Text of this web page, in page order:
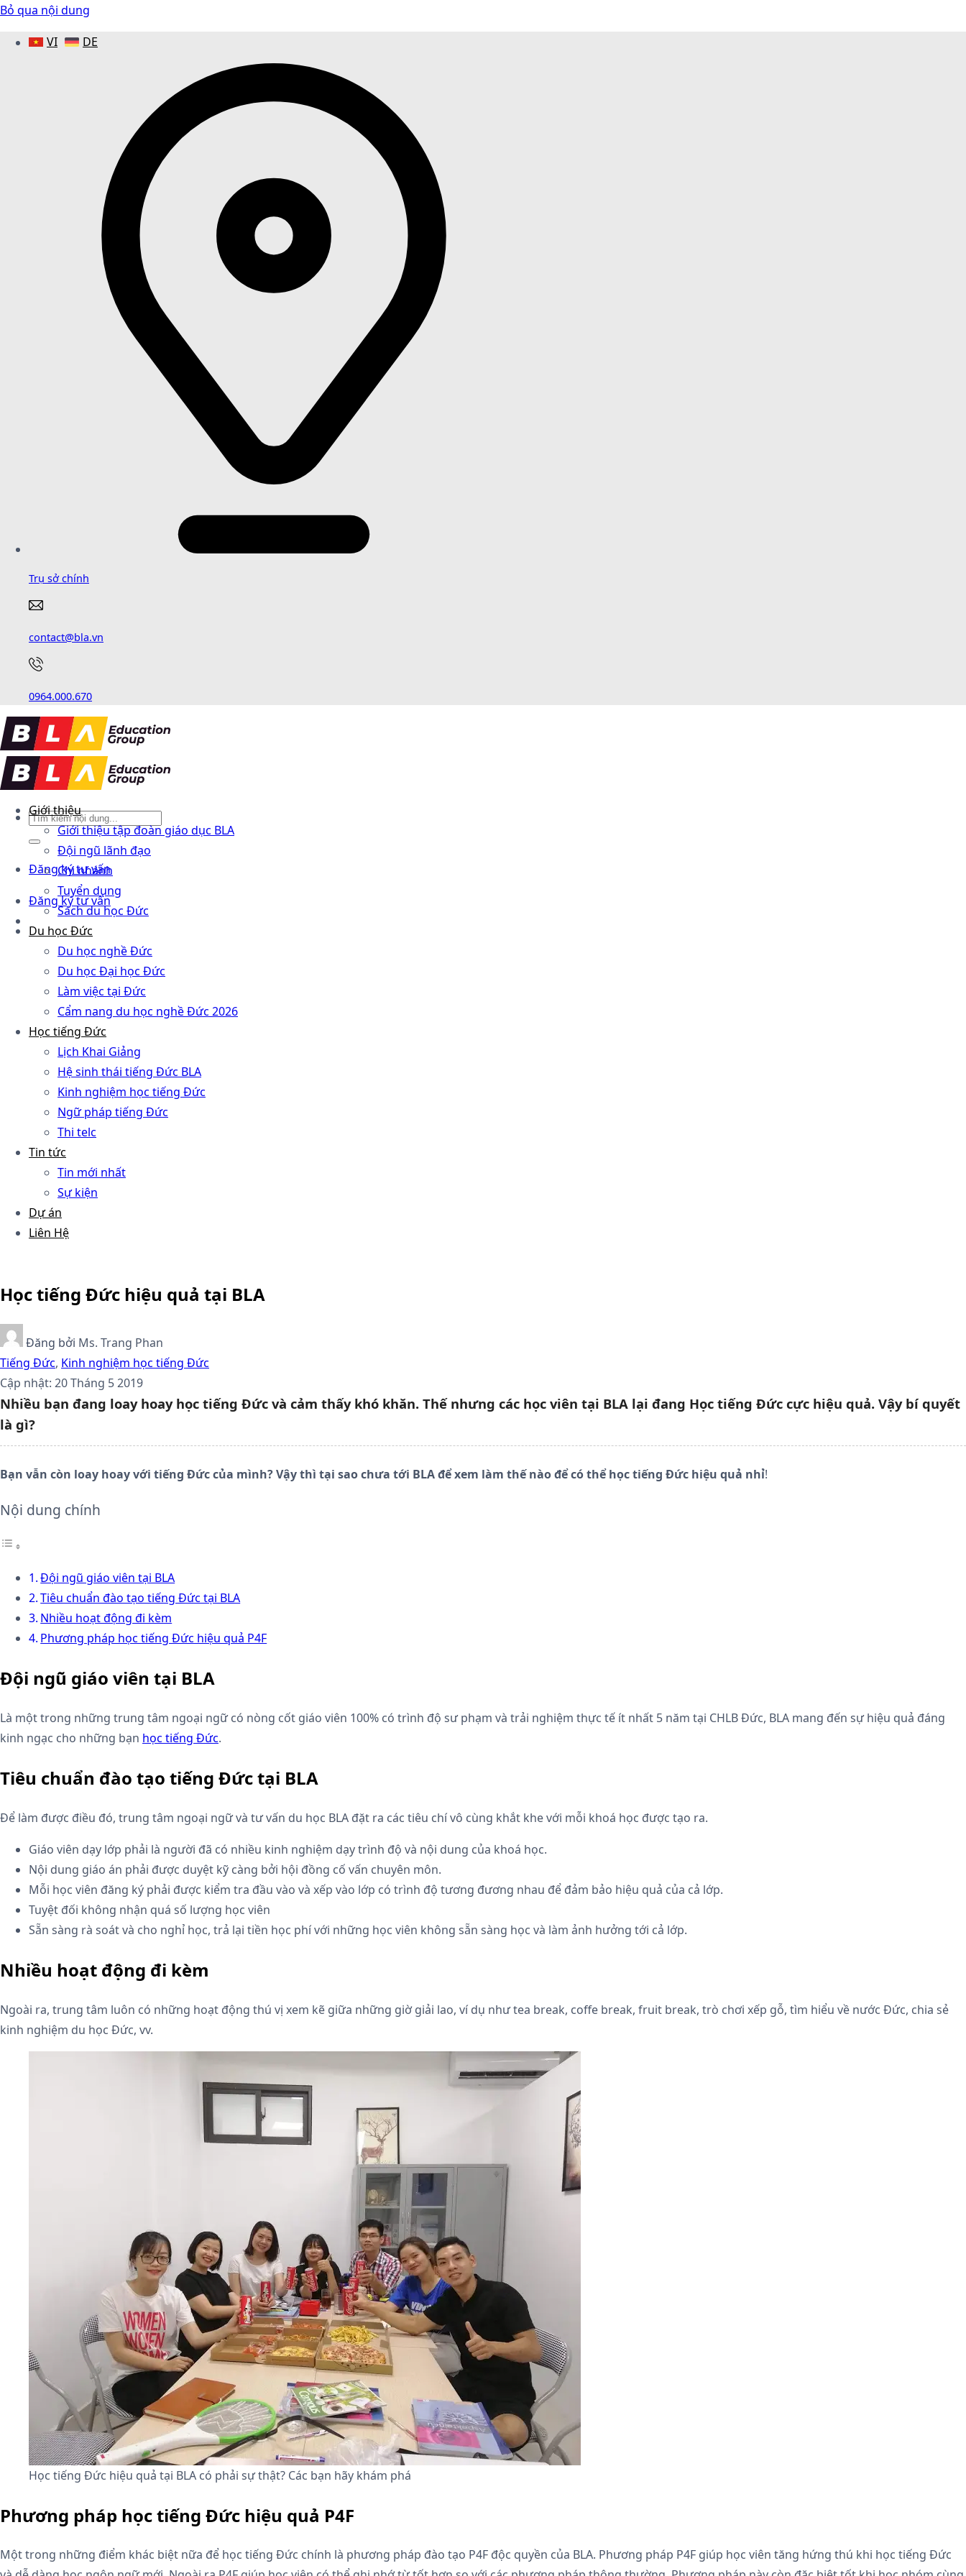
Bỏ qua nội dung
VI
DE
Trụ sở chính
contact@bla.vn
0964.000.670
Đăng ký tư vấn
Đăng ký tư vấn
Giới thiệu
Giới thiệu tập đoàn giáo dục BLA
Đội ngũ lãnh đạo
Chi nhánh
Tuyển dụng
Sách du học Đức
Du học Đức
Du học nghề Đức
Du học Đại học Đức
Làm việc tại Đức
Cẩm nang du học nghề Đức 2026
Học tiếng Đức
Lịch Khai Giảng
Hệ sinh thái tiếng Đức BLA
Kinh nghiệm học tiếng Đức
Ngữ pháp tiếng Đức
Thi telc
Tin tức
Tin mới nhất
Sự kiện
Dự án
Liên Hệ
Học tiếng Đức hiệu quả tại BLA
Đăng bởi Ms. Trang Phan
Tiếng Đức, Kinh nghiệm học tiếng Đức
Cập nhật: 20 Tháng 5 2019
Nhiều bạn đang loay hoay học tiếng Đức và cảm thấy khó khăn. Thế nhưng các học viên tại BLA lại đang Học tiếng Đức cực hiệu quả. Vậy bí quyết
là gì?
Bạn vẫn còn loay hoay với tiếng Đức của mình? Vậy thì tại sao chưa tới BLA để xem làm thế nào để có thể học tiếng Đức hiệu quả nhỉ!
Nội dung chính
Đội ngũ giáo viên tại BLA
Tiêu chuẩn đào tạo tiếng Đức tại BLA
Nhiều hoạt động đi kèm
Phương pháp học tiếng Đức hiệu quả P4F
Đội ngũ giáo viên tại BLA
Là một trong những trung tâm ngoại ngữ có nòng cốt giáo viên 100% có trình độ sư phạm và trải nghiệm thực tế ít nhất 5 năm tại CHLB Đức, BLA mang đến sự hiệu quả đáng
kinh ngạc cho những bạn học tiếng Đức.
Tiêu chuẩn đào tạo tiếng Đức tại BLA
Để làm được điều đó, trung tâm ngoại ngữ và tư vấn du học BLA đặt ra các tiêu chí vô cùng khắt khe với mỗi khoá học được tạo ra.
Giáo viên dạy lớp phải là người đã có nhiều kinh nghiệm dạy trình độ và nội dung của khoá học.
Nội dung giáo án phải được duyệt kỹ càng bởi hội đồng cố vấn chuyên môn.
Mỗi học viên đăng ký phải được kiểm tra đầu vào và xếp vào lớp có trình độ tương đương nhau để đảm bảo hiệu quả của cả lớp.
Tuyệt đối không nhận quá số lượng học viên
Sẵn sàng rà soát và cho nghỉ học, trả lại tiền học phí với những học viên không sẵn sàng học và làm ảnh hưởng tới cả lớp.
Nhiều hoạt động đi kèm
Ngoài ra, trung tâm luôn có những hoạt động thú vị xem kẽ giữa những giờ giải lao, ví dụ như tea break, coffe break, fruit break, trò chơi xếp gỗ, tìm hiểu về nước Đức, chia sẻ
kinh nghiệm du học Đức, vv.
Học tiếng Đức hiệu quả tại BLA có phải sự thật? Các bạn hãy khám phá
Phương pháp học tiếng Đức hiệu quả P4F
Một trong những điểm khác biệt nữa để học tiếng Đức chính là phương pháp đào tạo P4F độc quyền của BLA. Phương pháp P4F giúp học viên tăng hứng thú khi học tiếng Đức